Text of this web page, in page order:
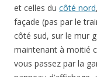
et celles du côté nord
façade (pas par le
côté sud, sur le mur
maintenant à moitié
vous passez par la